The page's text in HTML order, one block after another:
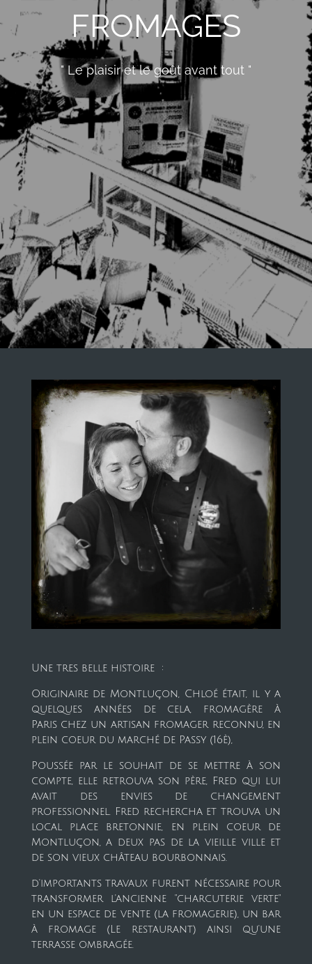
FROMAGES
" Le plaisir et le goût avant tout "
Une tres belle histoire :
Originaire de Montluçon, Chloé était, il y a
quelques années de cela, fromagère à
Paris chez un artisan fromager reconnu, en
plein coeur du marché de Passy (16è),
Poussée par le souhait de se mettre à son
compte, elle retrouva son père, Fred qui lui
avait des envies de changement
professionnel. Fred rechercha et trouva un
local place bretonnie, en plein coeur de
Montluçon, a deux pas de la vieille ville et
de son vieux château bourbonnais.
d'importants travaux furent nécessaire pour
transformer l'ancienne "charcuterie verte"
en un espace de vente (la fromagerie), un bar
à fromage (Le restaurant) ainsi qu'une
terrasse ombragée.